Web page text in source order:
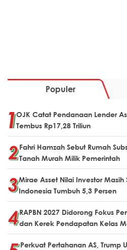
Populer
OJK Catat Pendanaan Lender
Tembus Rp17,28 Triliun
Fahri Hamzah Sebut Rumah
Tanah Murah Milik Pemerintah
Mirae Asset Nilai Investor
Indonesia Tumbuh 5,3 Persen
RAPBN 2027 Didorong Fokus
dan Kerek Pendapatan Kelas
Perkuat Pertahanan AS, Trump